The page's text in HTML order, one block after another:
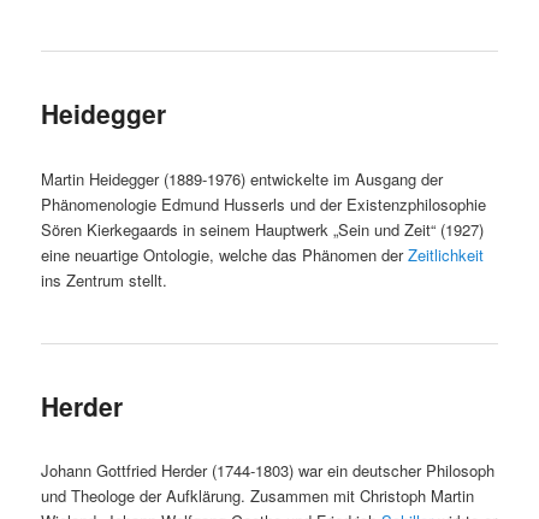
Heidegger
Martin Heidegger (1889-1976) entwickelte im Ausgang der
Phänomenologie Edmund Husserls und der Existenzphilosophie
Sören Kierkegaards in seinem Hauptwerk „Sein und Zeit“ (1927)
eine neuartige Ontologie, welche das Phänomen derZeitlichkeit
ins Zentrum stellt.
Herder
Johann Gottfried Herder (1744-1803) war ein deutscher Philosoph
und Theologe der Aufklärung. Zusammen mit Christoph Martin